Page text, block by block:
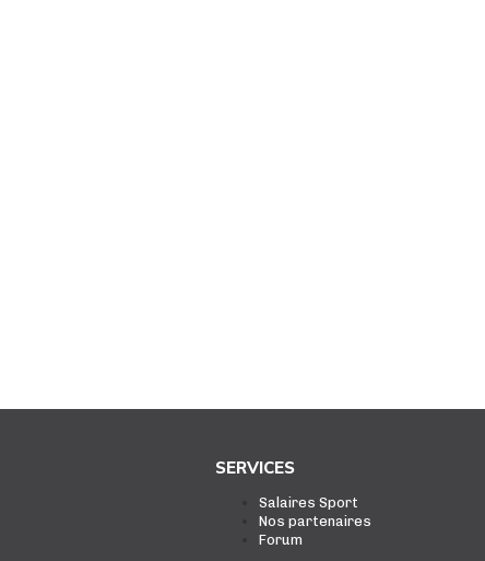
SERVICES
Salaires Sport
Nos partenaires
Forum